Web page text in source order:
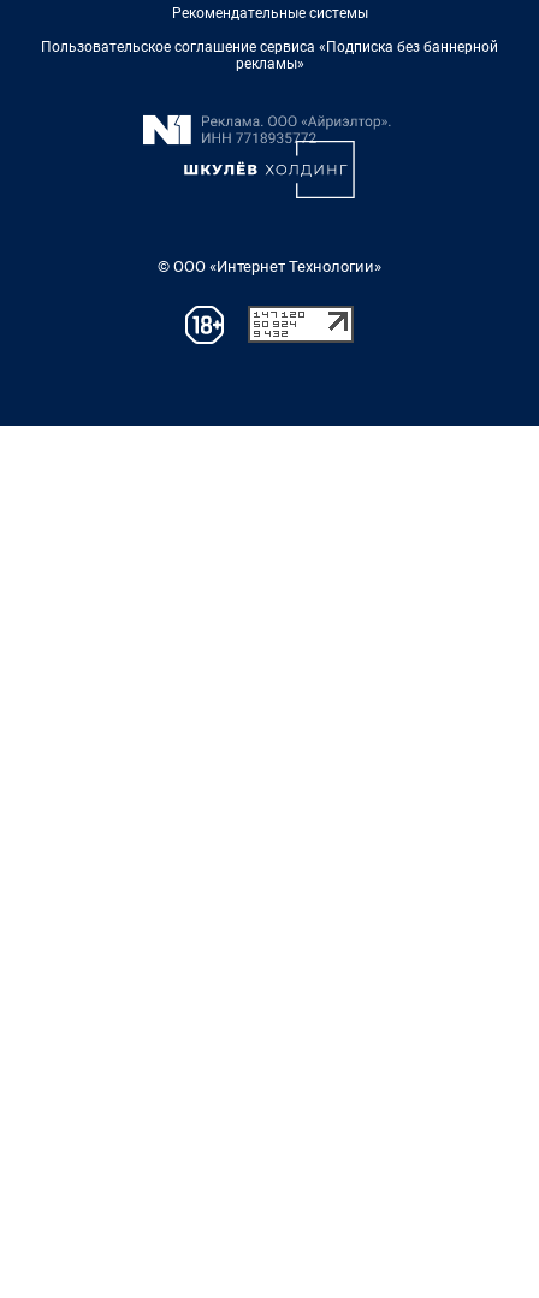
Рекомендательные системы
Пользовательское соглашение сервиса «Подписка без баннерной
рекламы»
© ООО «Интернет Технологии»